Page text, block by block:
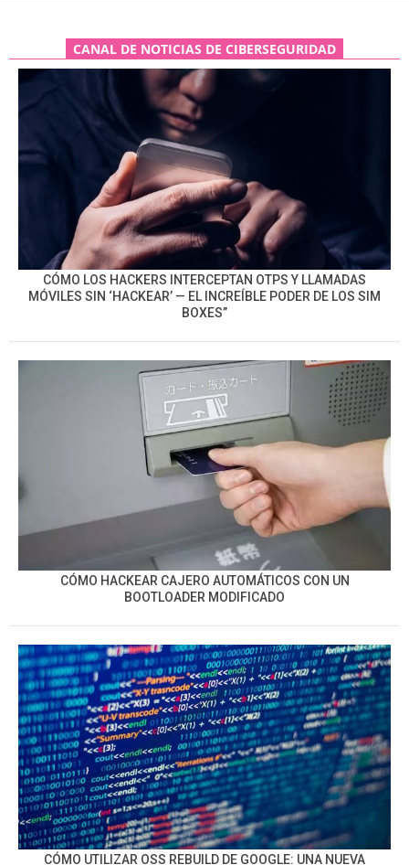
CANAL DE NOTICIAS DE CIBERSEGURIDAD
CÓMO LOS HACKERS INTERCEPTAN OTPS Y LLAMADAS
MÓVILES SIN ‘HACKEAR’ — EL INCREÍBLE PODER DE LOS SIM
BOXES”
CÓMO HACKEAR CAJERO AUTOMÁTICOS CON UN
BOOTLOADER MODIFICADO
CÓMO UTILIZAR OSS REBUILD DE GOOGLE: UNA NUEVA